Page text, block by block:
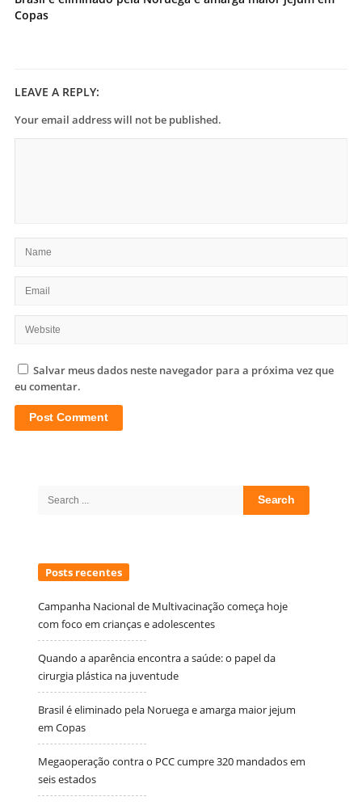
Copas
LEAVE A REPLY:
Your email address will not be published.
Salvar meus dados neste navegador para a próxima vez que
eu comentar.
Search
Posts recentes
Campanha Nacional de Multivacinação começa hoje
com foco em crianças e adolescentes
Quando a aparência encontra a saúde: o papel da
cirurgia plástica na juventude
Brasil é eliminado pela Noruega e amarga maior jejum
em Copas
Megaoperação contra o PCC cumpre 320 mandados em
seis estados